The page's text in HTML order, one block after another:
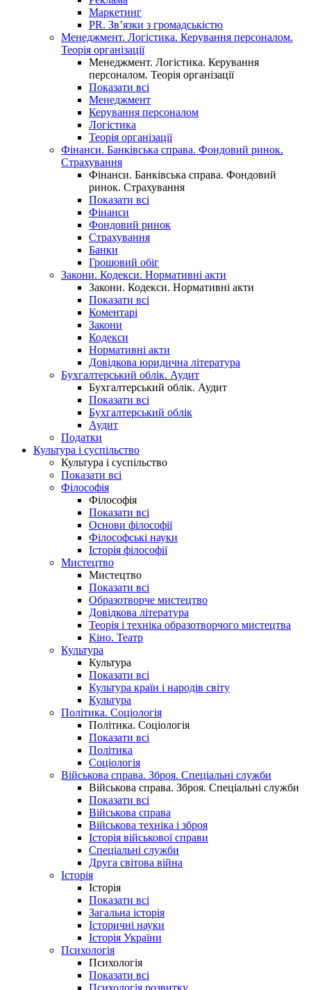
Маркетинг
PR. Зв’язки з громадськістю
Менеджмент. Логістика. Керування персоналом.
Теорія організації
Менеджмент. Логістика. Керування
персоналом. Теорія організації
Показати всі
Менеджмент
Керування персоналом
Логістика
Теорія організації
Фінанси. Банківська справа. Фондовий ринок.
Страхування
Фінанси. Банківська справа. Фондовий
ринок. Страхування
Показати всі
Фінанси
Фондовий ринок
Страхування
Банки
Грошовий обіг
Закони. Кодекси. Нормативні акти
Закони. Кодекси. Нормативні акти
Показати всі
Коментарі
Закони
Кодекси
Нормативні акти
Довідкова юридична література
Бухгалтерський облік. Аудит
Бухгалтерський облік. Аудит
Показати всі
Бухгалтерський облік
Аудит
Податки
Культура і суспільство
Культура і суспільство
Показати всі
Філософія
Філософія
Показати всі
Основи філософії
Філософські науки
Історія філософії
Мистецтво
Мистецтво
Показати всі
Образотворче мистецтво
Довідкова література
Теорія і техніка образотворчого мистецтва
Кіно. Театр
Культура
Культура
Показати всі
Культура країн і народів світу
Культура
Політика. Соціологія
Політика. Соціологія
Показати всі
Політика
Соціологія
Військова справа. Зброя. Спеціальні служби
Військова справа. Зброя. Спеціальні служби
Показати всі
Військова справа
Військова техніка і зброя
Історія військової справи
Спеціальні служби
Друга світова війна
Історія
Історія
Показати всі
Загальна історія
Історичні науки
Історія України
Психологія
Психологія
Показати всі
Психологія розвитку